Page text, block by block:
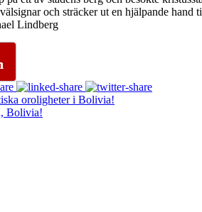
och sträcker ut en hjälpande
Lindberg
oroligheter i Bolivia!
Bolivia!